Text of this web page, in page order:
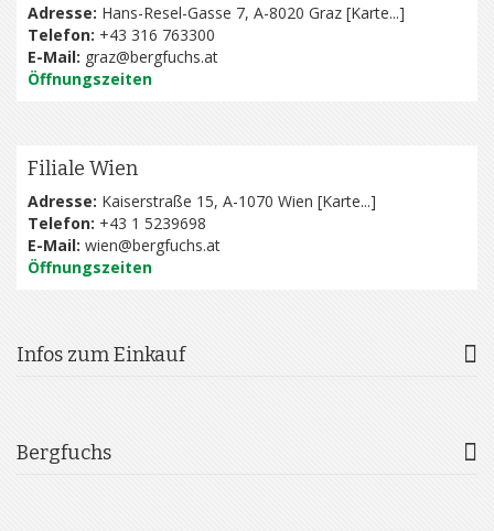
Adresse: Hans-Resel-Gasse 7, A-8020 Graz [Karte...]
Telefon: +43 316 763300
E-Mail: graz@bergfuchs.at
Öffnungszeiten
Filiale Wien
Adresse: Kaiserstraße 15, A-1070 Wien [Karte...]
Telefon: +43 1 5239698
E-Mail: wien@bergfuchs.at
Öffnungszeiten
Infos zum Einkauf
Bergfuchs